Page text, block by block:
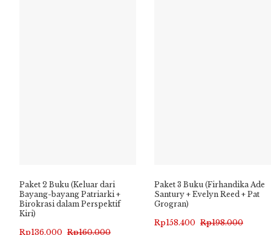
Paket 2 Buku (Keluar dari
Bayang-bayang Patriarki +
Birokrasi dalam Perspektif
Kiri)
Rp160.000
Harga
Rp136.000
Harga
Paket 3 Buku (Firhandika Ade
Santury + Evelyn Reed + Pat
Grogran)
Rp198.000
Harga
Rp158.400
Harga